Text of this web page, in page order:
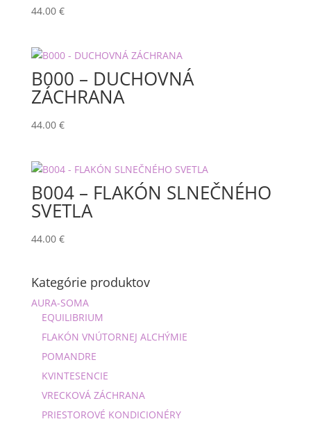
44.00 €
B000 – DUCHOVNÁ
ZÁCHRANA
44.00 €
B004 – FLAKÓN SLNEČNÉHO
SVETLA
44.00 €
Kategórie produktov
AURA-SOMA
EQUILIBRIUM
FLAKÓN VNÚTORNEJ ALCHÝMIE
POMANDRE
KVINTESENCIE
VRECKOVÁ ZÁCHRANA
PRIESTOROVÉ KONDICIONÉRY